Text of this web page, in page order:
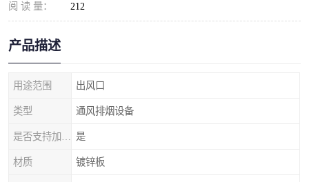
阅 读 量： 212
产品描述
用途范围 出风口
类型 通风排烟设备
是
材质 镀锌板